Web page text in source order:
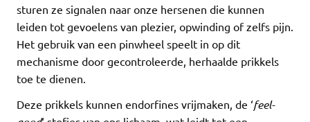
sturen ze signalen naar onze hersenen die kunnen
leiden tot gevoelens van plezier, opwinding of zelfs pijn.
Het gebruik van een pinwheel speelt in op dit
mechanisme door gecontroleerde, herhaalde prikkels
toe te dienen.
Deze prikkels kunnen endorfines vrijmaken, de ‘feel-